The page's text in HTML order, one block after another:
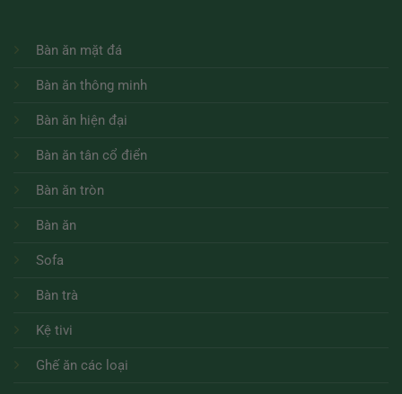
Bàn ăn mặt đá
Bàn ăn thông minh
Bàn ăn hiện đại
Bàn ăn tân cổ điển
Bàn ăn tròn
Bàn ăn
Sofa
Bàn trà
Kệ tivi
Ghế ăn các loại